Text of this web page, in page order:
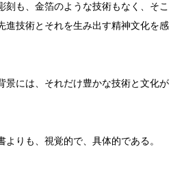
も、金箔のような技術もなく、そこ
進技術とそれを生み出す精神文化を感
には、それだけ豊かな技術と文化が
りも、視覚的で、具体的である。